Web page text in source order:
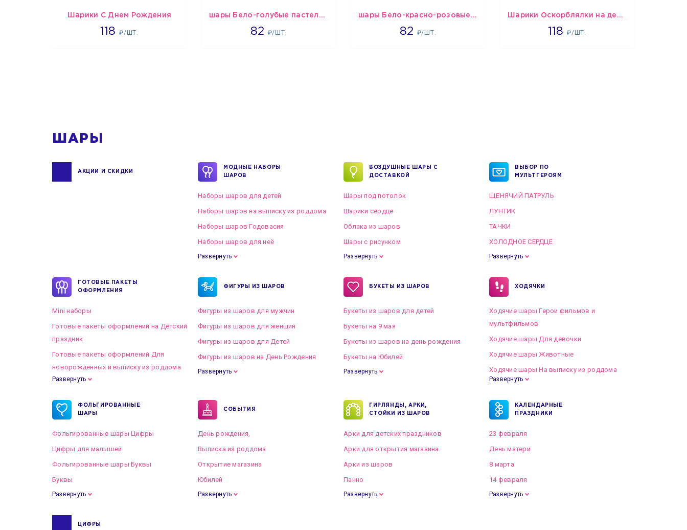
Шарики С Днем Рождения
118₽/ШТ.
1808 шары Бело-голубые пастельные
82 ₽/ШТ.
1637 шары Бело-красно-розовые пастельные
82 ₽/ШТ.
1637 Шарики Оскорблялки на день рождения для мужчины
118₽/ШТ.
1766
ШАРЫ
АКЦИИ И СКИДКИ
МОДНЫЕ НАБОРЫ
ШАРОВ
Наборы шаров для детей
Наборы шаров на выписку из роддома
Наборы шаров Годовасия
Наборы шаров для неё
Развернуть
ВОЗДУШНЫЕ ШАРЫ С
ДОСТАВКОЙ
Шары под потолок
Шарики сердце
Облака из шаров
Шары с рисунком
Развернуть
ВЫБОР ПО
МУЛЬТГЕРОЯМ
ЩЕНЯЧИЙ ПАТРУЛЬ
ЛУНТИК
ТАЧКИ
ХОЛОДНОЕ СЕРДЦЕ
Развернуть
ГОТОВЫЕ ПАКЕТЫ
ОФОРМЛЕНИЯ
Mini наборы
Готовые пакеты оформлений на Детский
праздник
Готовые пакеты оформлений Для
новорожденных и выписку из роддома
Готовые пакеты оформлений на Свадьбу
Развернуть
ФИГУРЫ ИЗ ШАРОВ
Фигуры из шаров для мужчин
Фигуры из шаров для женщин
Фигуры из шаров для Детей
Фигуры из шаров на День Рождения
Развернуть
БУКЕТЫ ИЗ ШАРОВ
Букеты из шаров для детей
Букеты на 9 мая
Букеты из шаров на день рождения
Букеты на Юбилей
Развернуть
ХОДЯЧКИ
Ходячие шары Герои фильмов и
мультфильмов
Ходячие шары Для девочки
Ходячие шары Животные
Ходячие шары На выписку из роддома
Развернуть
ФОЛЬГИРОВАННЫЕ
ШАРЫ
Фольгированные шары Цифры
Цифры для малышей
Фольгированные шары Буквы
Буквы
Развернуть
СОБЫТИЯ
День рождения,
Выписка из роддома
Открытие магазина
Юбилей
Развернуть
ГИРЛЯНДЫ, АРКИ,
СТОЙКИ ИЗ ШАРОВ
Арки для детских праздников
Арки для открытия магазина
Арки из шаров
Панно
Развернуть
КАЛЕНДАРНЫЕ
ПРАЗДНИКИ
23 февраля
День матери
8 марта
14 февраля
Развернуть
ЦИФРЫ